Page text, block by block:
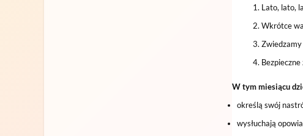
Lato, lato,
W tym miesiącu
określą swój
wysłuchają